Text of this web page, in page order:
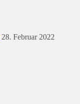
28. Februar 2022